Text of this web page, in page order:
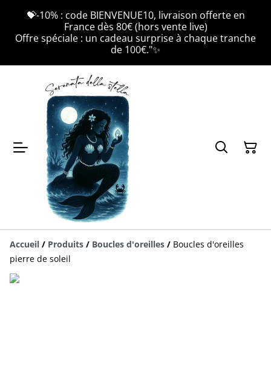
💝-10% : code BIENVENUE10, livraison offerte en
France dès 80€ (hors vente live)
Offre spéciale : un cadeau surprise à chaque tranche
de 100€."✨
Accueil / Produits / Boucles d'oreilles / Boucles d'oreilles
pierre de soleil